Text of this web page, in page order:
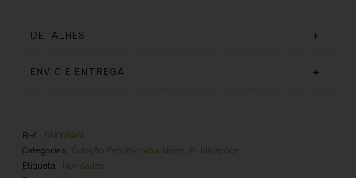
DETALHES
ENVIO E ENTREGA
Ref.
DN005461
Categorias Coleção Património a Norte, Publicações
Etiqueta Novidades